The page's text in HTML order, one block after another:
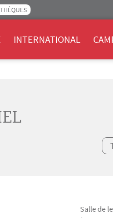
INTERNATIONAL
Salle de